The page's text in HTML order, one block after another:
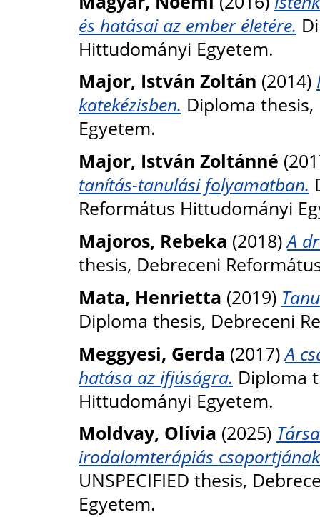
és hatásai az ember életére.
Hittudományi Egyetem.
Major, István Zoltán (2014)
katekézisben. Diploma
Egyetem.
Major, István Zoltánné
tanítás-tanulási folyamatban.
Református Hittudományi
Majoros, Rebeka (2018)A
thesis, Debreceni
Mata, Henrietta (2019)
Diploma thesis, Debreceni
Meggyesi, Gerda (2017)A
hatása az ifjúságra. Diploma
Hittudományi Egyetem.
Moldvay, Olívia (2025)
irodalomterápiás
UNSPECIFIED thesis,
Egyetem.